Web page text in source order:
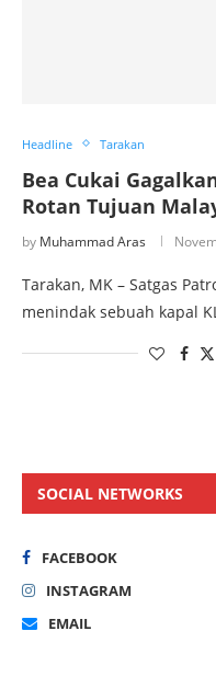
Headline Tarakan
Bea Cukai
Rotan Tujuan
by Muhammad Aras
Tarakan, MK – Satgas
menindak sebuah kapal
SOCIAL NETWORKS
FACEBOOK
INSTAGRAM
EMAIL